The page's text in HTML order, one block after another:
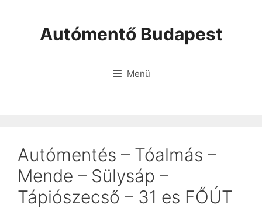
Autómentő Budapest
Menü
Autómentés – Tóalmás –
Mende – Sülysáp –
Tápiószecső – 31 es FŐÚT